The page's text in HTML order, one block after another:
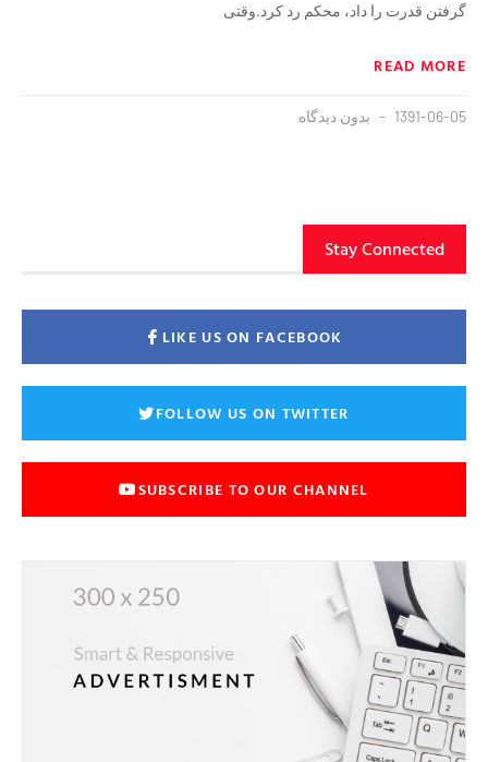
گرفتن قدرت را داد، محکم رد کرد.وقتی
READ MORE
1391-06-05 بدون دیدگاه
Stay Connected
LIKE US ON FACEBOOK
FOLLOW US ON TWITTER
SUBSCRIBE TO OUR CHANNEL